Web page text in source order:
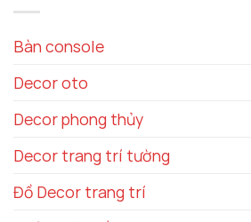
Bàn console
Decor oto
Decor phong thủy
Decor trang trí tường
Đồ Decor trang trí